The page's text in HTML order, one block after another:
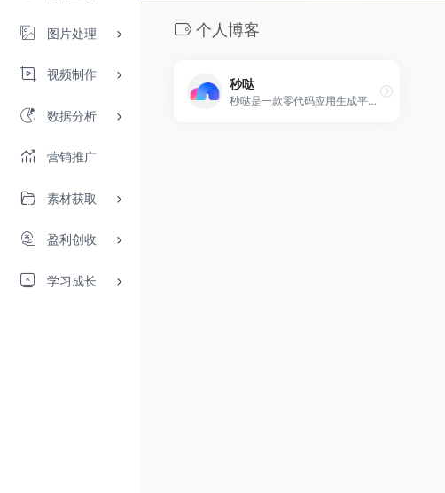
图片处理
视频制作
数据分析
营销推广
素材获取
盈利创收
学习成长
个人博客
秒哒
秒哒是一款零代码应用生成平台，无需编程经验，通过自然语言对话式和拖拽式搭建具有完整前后端的应用，一句话生成各类应用，支持生成网站、小程序、H5、小游戏、小工具、轻应用等，提供海量免费模版，24小时在线agent团队，0成本极速上线，无需运维，一人即团队，让每个人都具备程序员能力。